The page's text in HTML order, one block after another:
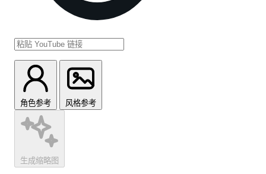
角色参考 风格参考
生成缩略图